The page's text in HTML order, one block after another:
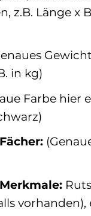
z.B. Länge x
in kg)
Farbe hier
vorhanden),